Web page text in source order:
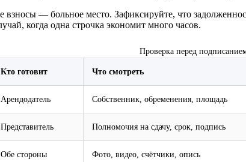
— больное место. Зафиксируйте, что
когда одна строчка экономит много часов.
Проверка перед
Кто готовит Что смотреть
Арендодатель Собственник, обременения, площадь
Представитель Полномочия на сдачу, срок, подпись
Обе стороны Фото, видео, счётчики, опись